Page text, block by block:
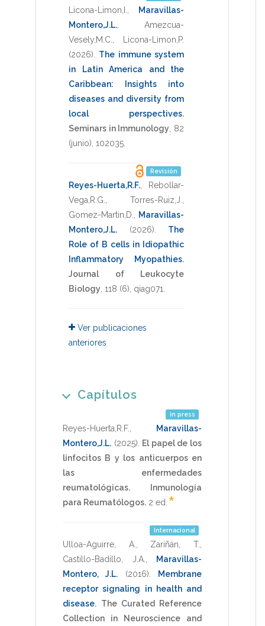
Licona-Limon,I.
Maravillas-
Montero,J.L.
Amezcua-
Vesely,M.C.
Licona-Limon,P.
(2026)
The immune system
in Latin America and the
Caribbean: Insights into
diseases and diversity from
local perspectives.
Seminars in Immunology
82
(junio), 102035
Revisión
Reyes-Huerta,R.F.
Rebollar-
Vega,R.G.
Torres-Ruiz,J.
Gomez-Martin,D.
Maravillas-
Montero,J.L.
(2026)
The
Role of B cells in Idiopathic
Inflammatory Myopathies.
Journal of Leukocyte
Biology 118 (6), qiag071
Ver publicaciones
anteriores
Capítulos
in press
Reyes-Huerta,R.F.
Maravillas-
Montero,J.L. (2025)
El papel de los
linfocitos B y los anticuerpos en
las enfermedades
reumatológicas.
Inmunología
para Reumatólogos. 2 ed *
Internacional
Ulloa-Aguirre, A. Zariñán, T.
Castillo-Badillo, J.A.
Maravillas-
Montero, J.L.
(2016)
Membrane
receptor signaling in health and
disease. The Curated Reference
Collection in Neuroscience and